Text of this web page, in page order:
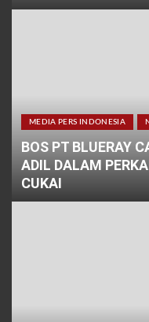
MEDIA PERS INDONESIA
BOS PT BLUERAY
ADIL DALAM
CUKAI